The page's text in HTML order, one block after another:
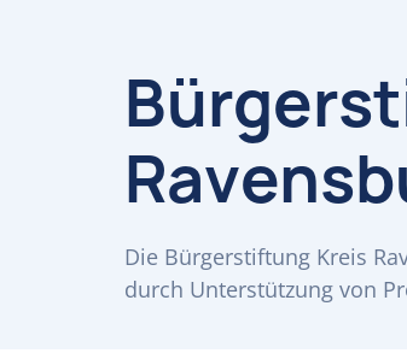
Die Bürgerstiftung Kreis
durch Unterstützung von